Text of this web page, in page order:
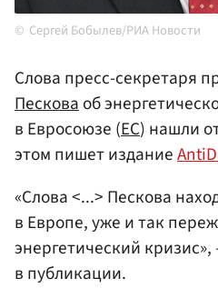
Сергей Бобылев/РИА Новости
Слова пресс-секретаря
Песковаоб
в Евросоюзе (ЕС) нашли
этом пишет издание
«Слова <...> Пескова
в Европе, уже и так
энергетический
в публикации.